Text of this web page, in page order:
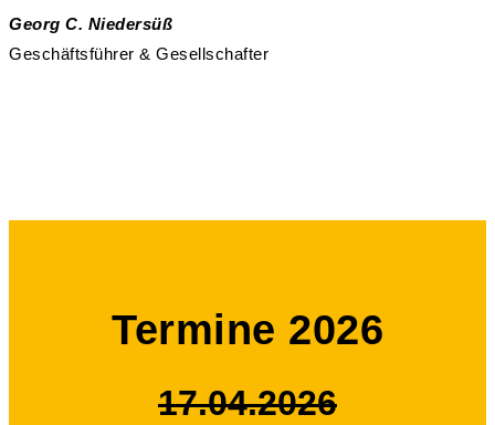
Georg C. Niedersüß
Geschäftsführer & Gesellschafter
Termine 2026
17.04.2026